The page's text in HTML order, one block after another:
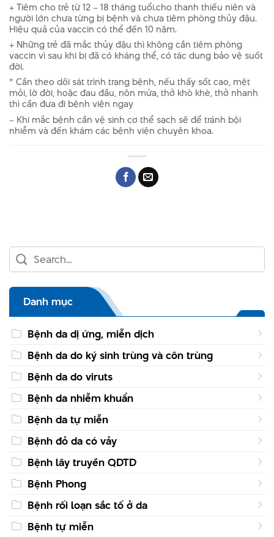
+ Tiêm cho trẻ từ 12 – 18 tháng tuổi.cho thanh thiếu niên và
người lớn chưa từng bị bệnh và chưa tiêm phòng thủy đậu.
Hiệu quả của vaccin có thể đến 10 năm.
+ Những trẻ đã mắc thủy đậu thì không cần tiêm phòng
vaccin vì sau khi bị đã có kháng thể, có tác dụng bảo vệ suốt
đời.
* Cần theo dõi sát trình trạng bệnh, nếu thấy sốt cao, mệt
mỏi, lờ đời, hoặc đau đầu, nôn mửa, thở khò khè, thở nhanh
thì cần đưa đi bệnh viện ngay
– Khi mắc bệnh cần vệ sinh cơ thể sạch sẽ để tránh bội
nhiễm và đến khám các bệnh viện chuyên khoa.
Danh mục
Bệnh da dị ứng, miễn dịch
Bệnh da do ký sinh trùng và côn trùng
Bệnh da do viruts
Bệnh da nhiễm khuẩn
Bệnh da tự miễn
Bệnh đỏ da có vảy
Bệnh lây truyền QDTD
Bệnh Phong
Bệnh rối loạn sắc tố ở da
Bệnh tự miễn